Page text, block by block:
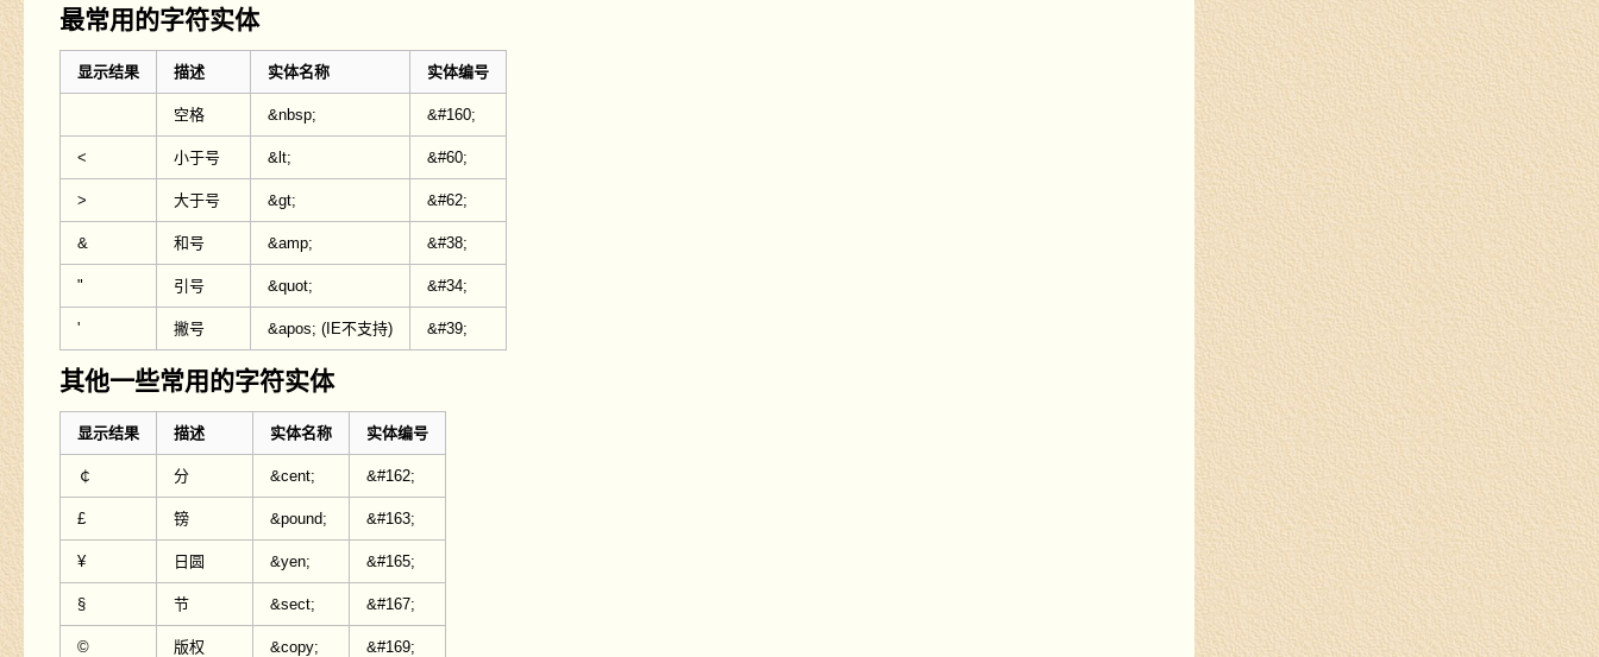
最常用的字符实体
显示结果 描述 实体名称 实体编号
空格 &nbsp; &#160;
< 小于号 &lt; &#60;
> 大于号 &gt; &#62;
& 和号 &amp; &#38;
" 引号 &quot; &#34;
' 撇号 &apos; (IE不支持) &#39;
其他一些常用的字符实体
显示结果 描述 实体名称 实体编号
￠ 分 &cent; &#162;
£ 镑 &pound; &#163;
¥ 日圆 &yen; &#165;
§ 节 &sect; &#167;
© 版权 &copy; &#169;